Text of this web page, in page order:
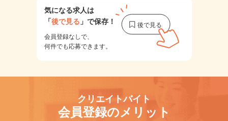
気になる求人は
「後で見る 」で保存！
会員登録なしで、
何件でも応募できます。
クリエイトバイト
会員登録のメリット